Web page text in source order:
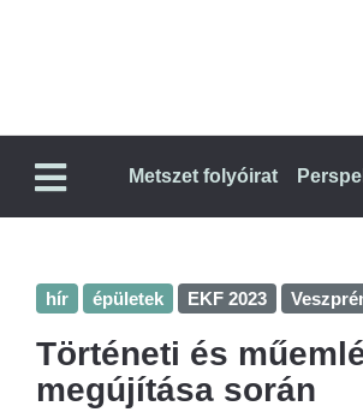
Metszet folyóirat
hír épületek EKF 2023
Történeti és
megújítása során